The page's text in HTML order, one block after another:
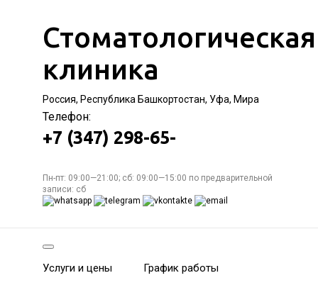
Стоматологическая
клиника
Россия, Республика Башкортостан, Уфа, Мира
Телефон:
+7 (347) 298-65-
Пн-пт: 09:00—21:00; сб: 09:00—15:00 по предварительной
записи: сб
Услуги и цены График работы